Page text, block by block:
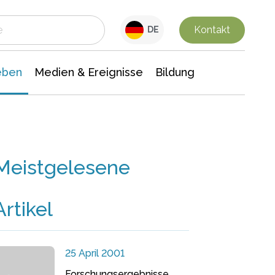
DE Kontakt
Medien & Ereignisse Bildung
25 April 2001